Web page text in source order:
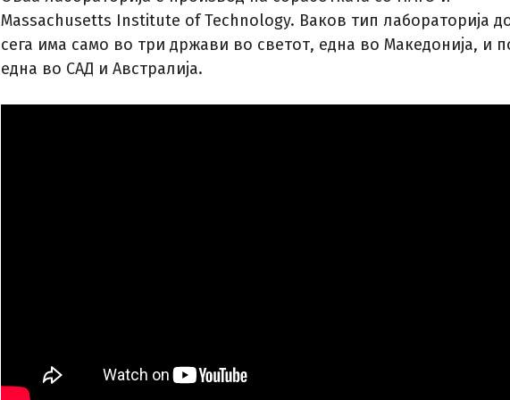
Massachusetts Institute of Technology. Ваков тип лабораторија
сега има само во три држави во светот, една во Македонија, и
една во САД и Австралија.